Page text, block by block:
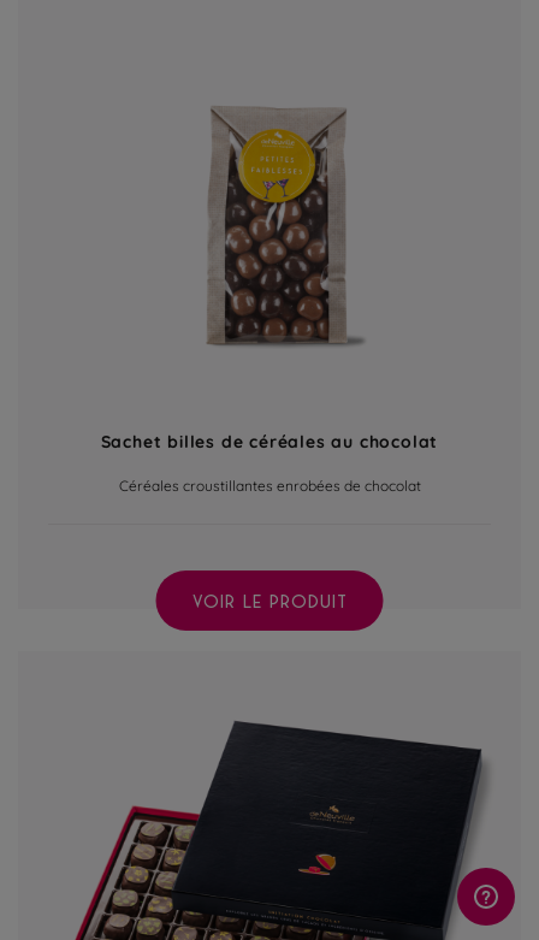
Sachet billes de céréales au chocolat
Céréales croustillantes enrobées de chocolat
VOIR LE PRODUIT